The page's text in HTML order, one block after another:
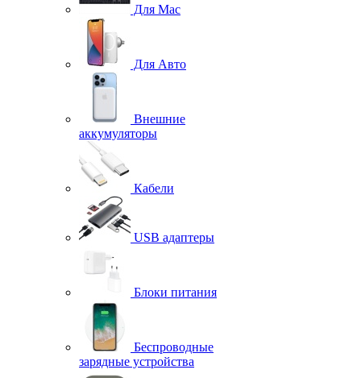
Для Mac
Для Авто
Внешние
аккумуляторы
Кабели
USB адаптеры
Блоки питания
Беспроводные
зарядные устройства